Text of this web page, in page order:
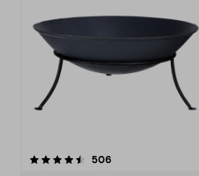
506anmeldelser
5.0 av 5 stjerner